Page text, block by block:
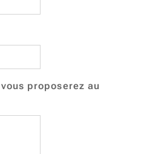
proposerez au